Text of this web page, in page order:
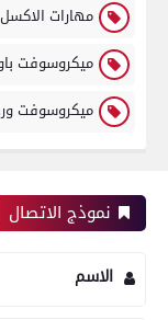
مهارات الاكسل
ميكروسوفت
ميكروسوفت
نموذج الاتصال
الاسم